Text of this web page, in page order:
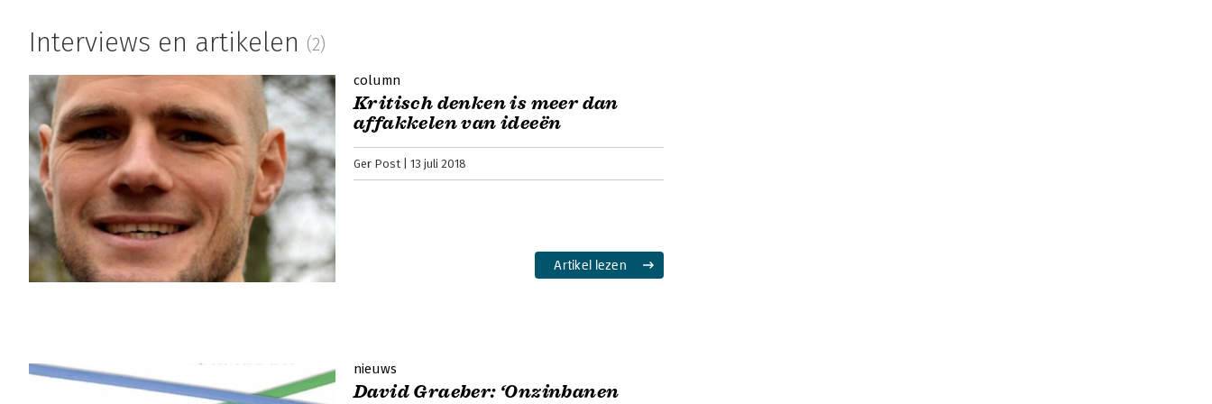
Interviews en artikelen (2)
column
Kritisch denken is meer dan
affakkelen van ideeën
Ger Post 13 juli 2018
Artikel lezen
nieuws
David Graeber: ‘Onzinbanen